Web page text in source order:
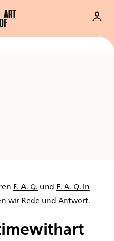
F. A. Q. und F. A. Q. in
wir Rede und Antwort.